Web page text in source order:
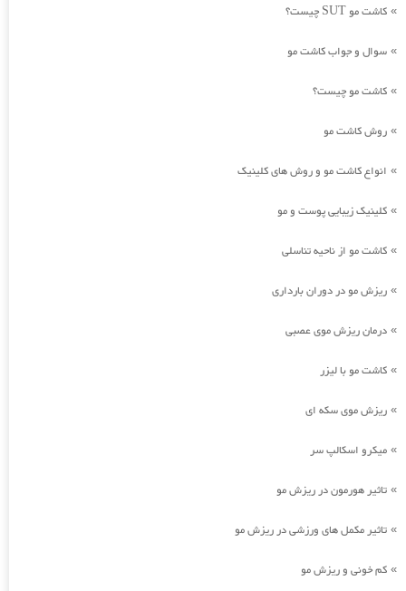
» کاشت مو SUT چیست؟
» سوال و جواب کاشت مو
» کاشت مو چیست؟
» روش کاشت مو
» انواع کاشت مو و روش های کلینیک
» کلینیک زیبایی پوست و مو
» کاشت مو از ناحیه تناسلی
» ریزش مو در دوران بارداری
» درمان ریزش موی عصبی
» کاشت مو با لیزر
» ریزش موی سکه ای
» میکرو اسکالپ سر
» تاثیر هورمون در ریزش مو
» تاثیر مکمل های ورزشی در ریزش مو
» کم خونی و ریزش مو